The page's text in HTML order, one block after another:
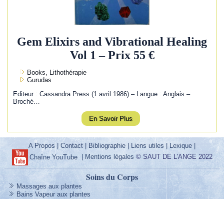
Gem Elixirs and Vibrational Healing
Vol 1 – Prix 55 €
Books, Lithothérapie
Gurudas
Editeur : Cassandra Press (1 avril 1986) – Langue : Anglais –
Broché…
En Savoir Plus
A Propos |Contact | Bibliographie | Liens utiles| Lexique |
Chaîne YouTube| Mentions légales © SAUT DE L'ANGE 2022
Soins du Corps
Massages aux plantes
Bains Vapeur aux plantes